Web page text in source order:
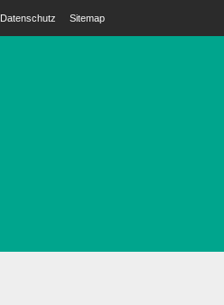
Datenschutz Sitemap